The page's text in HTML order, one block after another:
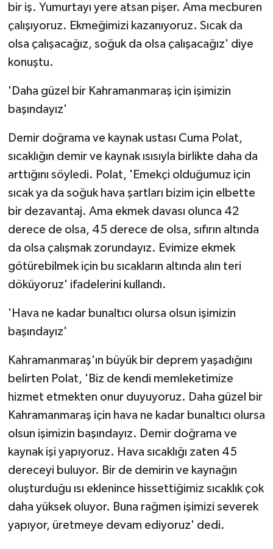
bir iş. Yumurtayı yere atsan pişer. Ama mecburen
çalışıyoruz. Ekmeğimizi kazanıyoruz. Sıcak da
olsa çalışacağız, soğuk da olsa çalışacağız' diye
konuştu.
'Daha güzel bir Kahramanmaraş için işimizin
başındayız'
Demir doğrama ve kaynak ustası Cuma Polat,
sıcaklığın demir ve kaynak ısısıyla birlikte daha da
arttığını söyledi. Polat, 'Emekçi olduğumuz için
sıcak ya da soğuk hava şartları bizim için elbette
bir dezavantaj. Ama ekmek davası olunca 42
derece de olsa, 45 derece de olsa, sıfırın altında
da olsa çalışmak zorundayız. Evimize ekmek
götürebilmek için bu sıcakların altında alın teri
döküyoruz' ifadelerini kullandı.
'Hava ne kadar bunaltıcı olursa olsun işimizin
başındayız'
Kahramanmaraş'ın büyük bir deprem yaşadığını
belirten Polat, 'Biz de kendi memleketimize
hizmet etmekten onur duyuyoruz. Daha güzel bir
Kahramanmaraş için hava ne kadar bunaltıcı olursa
olsun işimizin başındayız. Demir doğrama ve
kaynak işi yapıyoruz. Hava sıcaklığı zaten 45
dereceyi buluyor. Bir de demirin ve kaynağın
oluşturduğu ısı eklenince hissettiğimiz sıcaklık çok
daha yüksek oluyor. Buna rağmen işimizi severek
yapıyor, üretmeye devam ediyoruz' dedi.
YEREL